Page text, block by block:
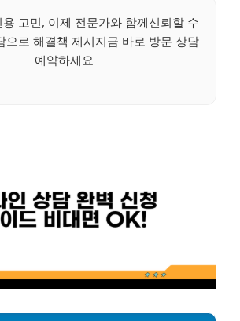
용 고민, 이제 전문가와 함께신뢰할 수
으로 해결책 제시지금 바로 방문 상담
예약하세요